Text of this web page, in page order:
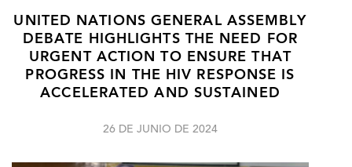
UNITED NATIONS GENERAL ASSEMBLY
DEBATE HIGHLIGHTS THE NEED FOR
URGENT ACTION TO ENSURE THAT
PROGRESS IN THE HIV RESPONSE IS
ACCELERATED AND SUSTAINED
26 DE JUNIO DE 2024